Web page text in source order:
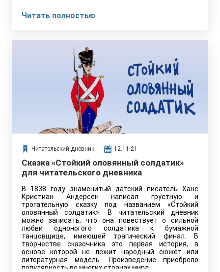
Читать полностью
Читательский дневник 12.11.21
Сказка «Стойкий оловянный солдатик»
для читательского дневника
В 1838 году знаменитый датский писатель Ханс
Кристиан Андерсен написал грустную и
трогательную сказку под названием «Стойкий
оловянный солдатик». В читательский дневник
можно записать, что она повествует о сильной
любви одноногого солдатика к бумажной
танцовщице, имеющей трагический финал. В
творчестве сказочника это первая история, в
основе которой не лежит народный сюжет или
литературная модель. Произведение приобрело
популярность во многих странах мира.